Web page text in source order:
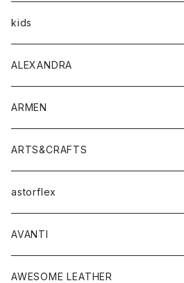
トップス
Tシャツ
シャツ
ボトムス
アウター
トップス
Tシャツ・カットソー
シャツ・ブラウス
ボトムス
パンツ
スカート
ワンピース・オールインワン
バッグ
シューズ
アクセサリー
kids
ALEXANDRA
ARMEN
アウター
コート
ジャケット
トップス
ベスト
シャツ
ワンピース
ボトム
ARTS&CRAFTS
アクセサリー
ウォレット
バッグ
astorflex
グッズ
靴
AVANTI
シャツ
AWESOME LEATHER